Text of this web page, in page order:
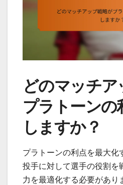
どのマッチ
プラトーンの
しますか？
プラトーンの利点を最大化
投手に対して選手の役割を
力を最適化する必要があり